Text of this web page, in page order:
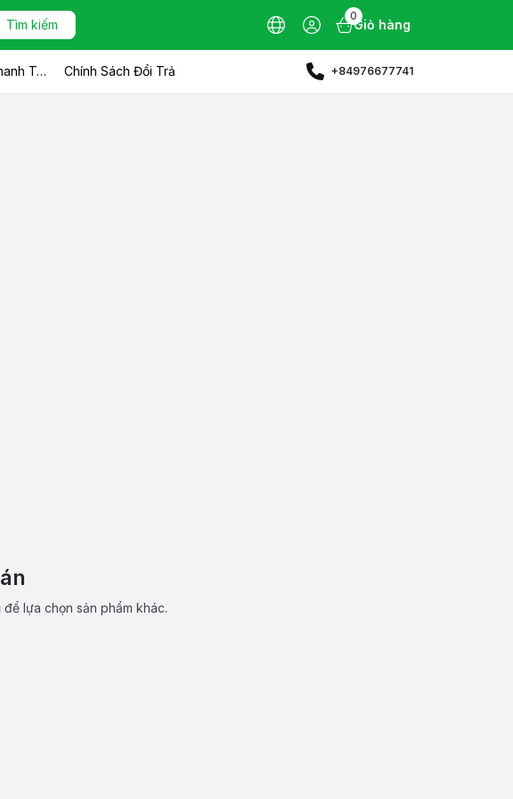
Tìm kiếm
0
Giỏ hàng
Phương Thức Thanh Toán Chính Sách Đổi Trả +84976677741
lựa chọn sản phẩm khác.